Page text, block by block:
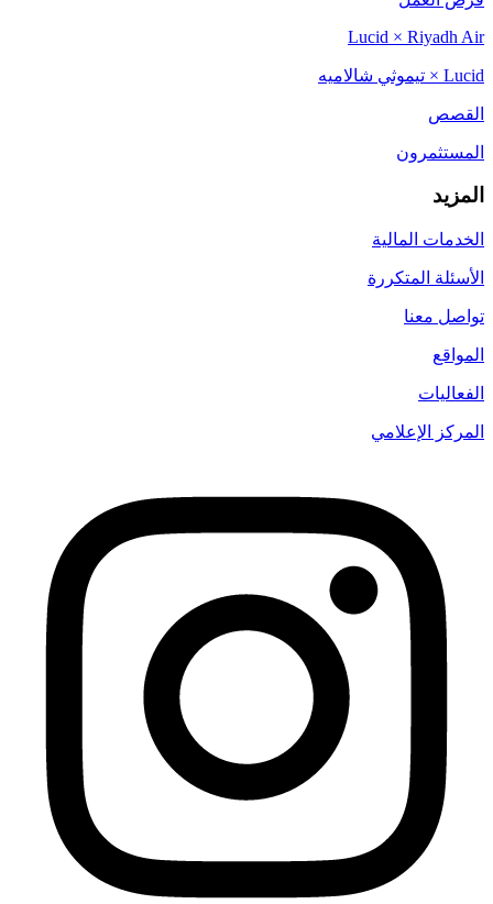
Lucid × Riyadh Air
Lucid × تيموثي شالاميه
القصص
المستثمرون
المزيد
الخدمات المالية
الأسئلة المتكررة
تواصل معنا
المواقع
الفعاليات
المركز الإعلامي